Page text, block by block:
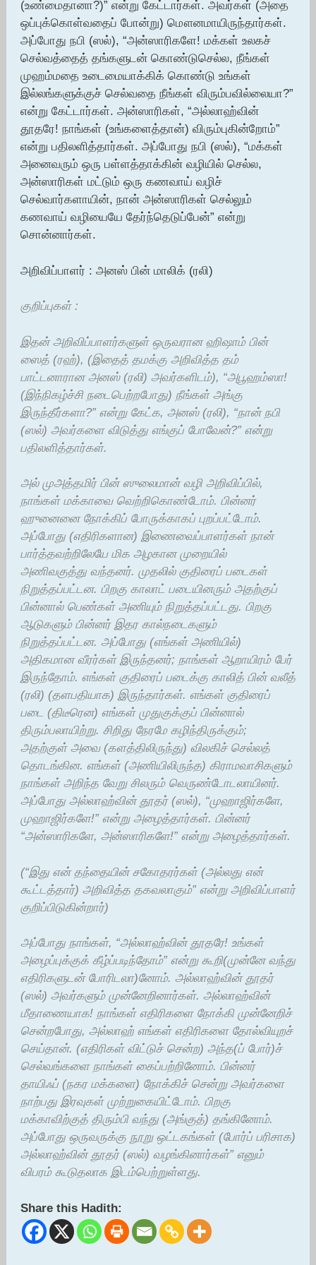
(உண்மைதானா?)” என்று கேட்டார்கள். அவர்கள் (அதை
ஒப்புக்கொள்வதைப் போன்று) மௌனமாயிருந்தார்கள்.
அப்போது நபி (ஸல்), “அன்ஸாரிகளே! மக்கள் உலகச்
செல்வத்தைத் தங்களுடன் கொண்டுசெல்ல, நீங்கள்
முஹம்மதை உடைமையாக்கிக் கொண்டு உங்கள்
இல்லங்களுக்குச் செல்வதை நீங்கள் விரும்பவில்லையா?”
என்று கேட்டார்கள். அன்ஸாரிகள், “அல்லாஹ்வின்
தூதரே! நாங்கள் (உங்களைத்தான்) விரும்புகின்றோம்”
என்று பதிலளித்தார்கள். அப்போது நபி (ஸல்), “மக்கள்
அனைவரும் ஒரு பள்ளத்தாக்கின் வழியில் செல்ல,
அன்ஸாரிகள் மட்டும் ஒரு கணவாய் வழிச்
செல்வார்களாயின், நான் அன்ஸாரிகள் செல்லும்
கணவாய் வழியையே தேர்ந்தெடுப்பேன்” என்று
சொன்னார்கள்.
அறிவிப்பாளர் : அனஸ் பின் மாலிக் (ரலி)
குறிப்புகள் :
இதன் அறிவிப்பாளர்களுள் ஒருவரான ஹிஷாம் பின்
ஸைத் (ரஹ்), (இதைத் தமக்கு அறிவித்த தம்
பாட்டனாரான அனஸ் (ரலி) அவர்களிடம்), “அபூஹம்ஸா!
(இந்நிகழ்ச்சி நடைபெற்றபோது) நீங்கள் அங்கு
இருந்தீர்களா?” என்று கேட்க, அனஸ் (ரலி), “நான் நபி
(ஸல்) அவர்களை விடுத்து எங்குப் போவேன்?” என்று
பதிலளித்தார்கள்.
அல் முஅத்தமிர் பின் ஸுலைமான் வழி அறிவிப்பில்,
நாங்கள் மக்காவை வெற்றிகொண்டோம். பின்னர்
ஹுனைனை நோக்கிப் போருக்காகப் புறப்பட்டோம்.
அப்போது (எதிரிகளான) இணைவைப்பாளர்கள் நான்
பார்த்தவற்றிலேயே மிக அழகான முறையில்
அணிவகுத்து வந்தனர். முதலில் குதிரைப் படைகள்
நிறுத்தப்பட்டன. பிறகு காலாட் படையினரும் அதற்குப்
பின்னால் பெண்கள் அணியும் நிறுத்தப்பட்டது. பிறகு
ஆடுகளும் பின்னர் இதர கால்நடைகளும்
நிறுத்தப்பட்டன. அப்போது (எங்கள் அணியில்)
அதிகமான வீரர்கள் இருந்தனர்; நாங்கள் ஆறாயிரம் பேர்
இருந்தோம். எங்கள் குதிரைப் படைக்கு காலித் பின் வலீத்
(ரலி) (தளபதியாக) இருந்தார்கள். எங்கள் குதிரைப்
படை (திடீரென) எங்கள் முதுகுக்குப் பின்னால்
திரும்பலாயிற்று. சிறிது நேரமே கழிந்திருக்கும்;
அதற்குள் அவை (களத்திலிருந்து) விலகிச் செல்லத்
தொடங்கின. எங்கள் (அணியிலிருந்த) கிராமவாசிகளும்
நாங்கள் அறிந்த வேறு சிலரும் வெருண்டோடலாயினர்.
அப்போது அல்லாஹ்வின் தூதர் (ஸல்), “முஹாஜிர்களே,
முஹாஜிர்களே!” என்று அழைத்தார்கள். பின்னர்
“அன்ஸாரிகளே, அன்ஸாரிகளே!” என்று அழைத்தார்கள்.
(“இது என் தந்தையின் சகோதரர்கள் (அல்லது என்
கூட்டத்தார்) அறிவித்த தகவலாகும்” என்று அறிவிப்பாளர்
குறிப்பிடுகின்றார்)
அப்போது நாங்கள், “அல்லாஹ்வின் தூதரே! உங்கள்
அழைப்புக்குக் கீழ்ப்படிந்தோம்” என்று கூறி(முன்னே வந்து
எதிரிகளுடன் போரிடலா)னோம். அல்லாஹ்வின் தூதர்
(ஸல்) அவர்களும் முன்னேறினார்கள். அல்லாஹ்வின்
மீதாணையாக! நாங்கள் எதிரிகளை நோக்கி முன்னேறிச்
சென்றபோது, அல்லாஹ் எங்கள் எதிரிகளை தோல்வியுறச்
செய்தான். (எதிரிகள் விட்டுச் சென்ற) அந்த(ப் போர்)ச்
செல்வங்களை நாங்கள் கைப்பற்றினோம். பின்னர்
தாயிஃப் (நகர மக்களை) நோக்கிச் சென்று அவர்களை
நாற்பது இரவுகள் முற்றுகையிட்டோம். பிறகு
மக்காவிற்குத் திரும்பி வந்து (அங்குத்) தங்கினோம்.
அப்போது ஒருவருக்கு நூறு ஒட்டகங்கள் (போர்ப் பரிசாக)
அல்லாஹ்வின் தூதர் (ஸல்) வழங்கினார்கள்” எனும்
விபரம் கூடுதலாக இடம்பெற்றுள்ளது.
Share this Hadith: